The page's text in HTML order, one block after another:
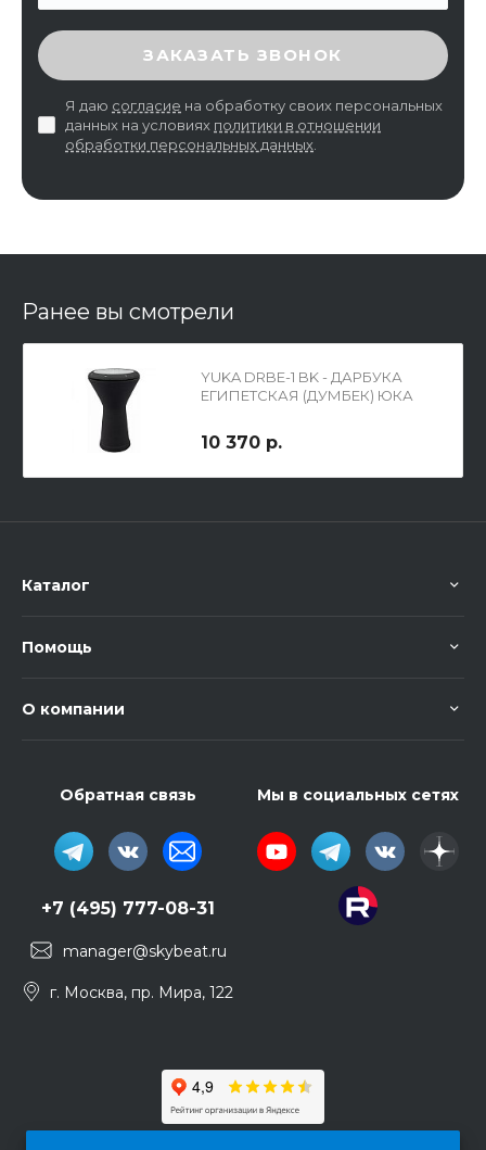
ВВЕДИТЕ ПРОВЕРОЧНЫЙ КОД
ЗАКАЗАТЬ ЗВОНОК
Я даю согласие на обработку своих персональных
данных на условиях политики в отношении
обработки персональных данных
Ранее вы смотрели
YUKA DRBE-1 BK - ДАРБУКА
ЕГИПЕТСКАЯ (ДУМБЕК) ЮКА
10 370 р.
Каталог
Помощь
О компании
Обратная связь
+7 (495) 777-08-31
manager@skybeat.ru
г. Москва, пр. Мира, 122
Мы в социальных сетях